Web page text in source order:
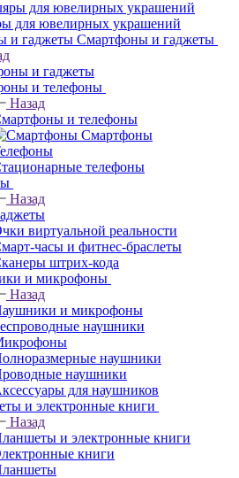
для ювелирных украшений
Смартфоны и гаджеты
и гаджеты
и телефоны
Назад
и телефоны
Смартфоны
телефоны
Назад
виртуальной реальности
часы и фитнес-браслеты
штрих-кода
и микрофоны
Назад
и микрофоны
наушники
наушники
наушники
для наушников
и электронные книги
Назад
и электронные книги
книги